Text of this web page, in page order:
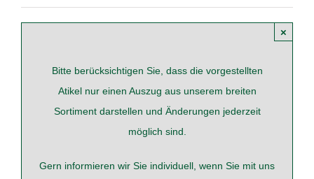
Bitte berücksichtigen Sie, dass die vorgestellten
Atikel nur einen Auszug aus unserem breiten
Sortiment darstellen und Änderungen jederzeit
möglich sind.
Gern informieren wir Sie individuell, wenn Sie mit uns
×